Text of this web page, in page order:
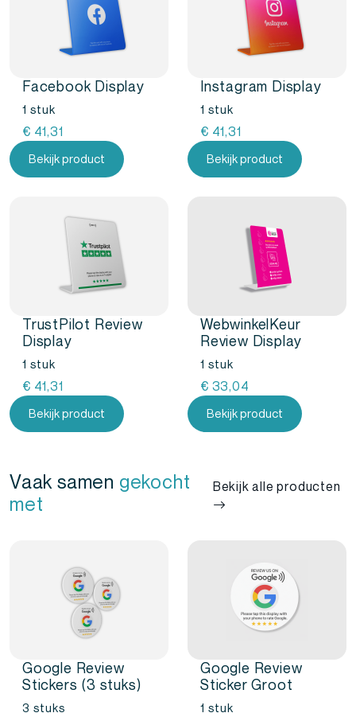
beurzen of events werkt het perfect.
Start vandaag nog met reviews
verzamelen
Met het Google Review Display vraag je om feedback
zonder moeite. Klanten regelen het zelf. Je team hoeft
niets uit te leggen. Bestel vandaag. Dan staat het
morgen op je balie.
Laat je klanten het werk doen. Bestel nu jouw
Google Review Display.
Facebook Display
1 stuk
€ 41,31
Bekijk product
Instagram Display
1 stuk
€ 41,31
Bekijk product
TrustPilot Review
Display
1 stuk
€ 41,31
Bekijk product
WebwinkelKeur
Review Display
1 stuk
€ 33,04
Bekijk product
Vaak samen gekocht
met
Bekijk alle producten
Google Review
Stickers (3 stuks)
3 stuks
Google Review
Sticker Groot
1 stuk